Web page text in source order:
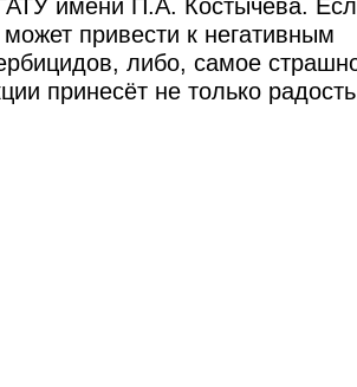
имени П.А. Костычева.
привести к негативным
либо, самое
принесёт не только